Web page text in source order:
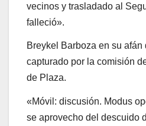
vecinos y trasladado al
falleció».
Breykel Barboza en su afán
capturado por la comisión
de Plaza.
«Móvil: discusión. Modus
se aprovecho del descuido